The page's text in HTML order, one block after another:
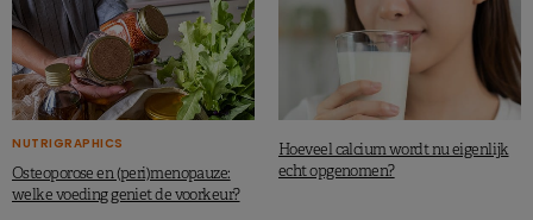
NUTRIGRAPHICS
Osteoporose en (peri)menopauze:
welke voeding geniet de voorkeur?
Hoeveel calcium wordt nu eigenlijk
echt opgenomen?